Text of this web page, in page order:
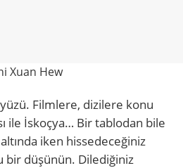
Xuan Hew
Filmlere, dizilere konu
ile İskoçya… Bir tablodan bile
altında iken hissedeceğiniz
bir düşünün. Dilediğiniz